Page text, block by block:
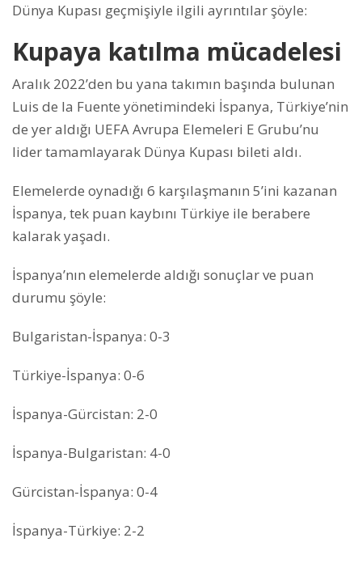
Dünya Kupası geçmişiyle ilgili ayrıntılar şöyle:
Kupaya katılma mücadelesi
Aralık 2022’den bu yana takımın başında bulunan
Luis de la Fuente yönetimindeki İspanya, Türkiye’nin
de yer aldığı UEFA Avrupa Elemeleri E Grubu’nu
lider tamamlayarak Dünya Kupası bileti aldı.
Elemelerde oynadığı 6 karşılaşmanın 5’ini kazanan
İspanya, tek puan kaybını Türkiye ile berabere
kalarak yaşadı.
İspanya’nın elemelerde aldığı sonuçlar ve puan
durumu şöyle:
Bulgaristan-İspanya: 0-3
Türkiye-İspanya: 0-6
İspanya-Gürcistan: 2-0
İspanya-Bulgaristan: 4-0
Gürcistan-İspanya: 0-4
İspanya-Türkiye: 2-2